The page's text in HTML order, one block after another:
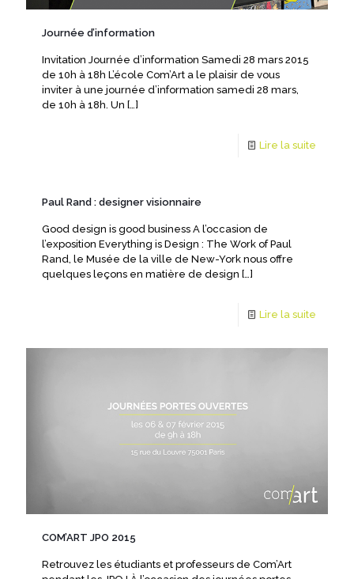
Journée d’information
Invitation Journée d’information Samedi 28 mars 2015
de 10h à 18h L’école Com’Art a le plaisir de vous
inviter à une journée d’information samedi 28 mars,
de 10h à 18h. Un […]
Lire la suite
Paul Rand : designer visionnaire
Good design is good business A l’occasion de
l’exposition Everything is Design : The Work of Paul
Rand, le Musée de la ville de New-York nous offre
quelques leçons en matière de design […]
Lire la suite
COM’ART JPO 2015
Retrouvez les étudiants et professeurs de Com’Art